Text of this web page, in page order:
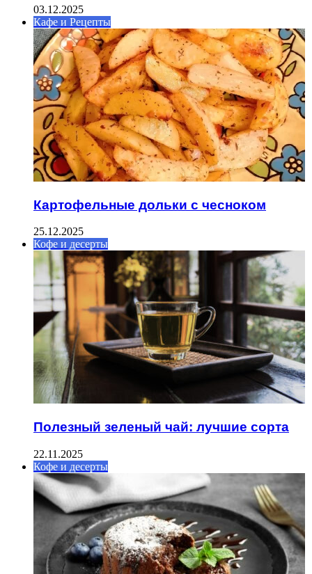
03.12.2025
Кафе и Рецепты
Картофельные дольки с чесноком
25.12.2025
Кофе и десерты
Полезный зеленый чай: лучшие сорта
22.11.2025
Кофе и десерты